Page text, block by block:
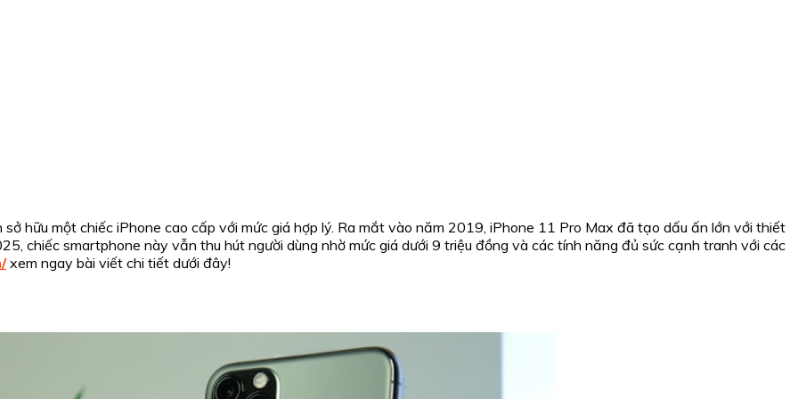
hữu một chiếc iPhone cao cấp với mức giá hợp lý. Ra mắt vào năm 2019, iPhone 11 Pro Max đã tạo dấu ấn lớn với thiết
chiếc smartphone này vẫn thu hút người dùng nhờ mức giá dưới 9 triệu đồng và các tính năng đủ sức cạnh tranh với các
xem ngay bài viết chi tiết dưới đây!